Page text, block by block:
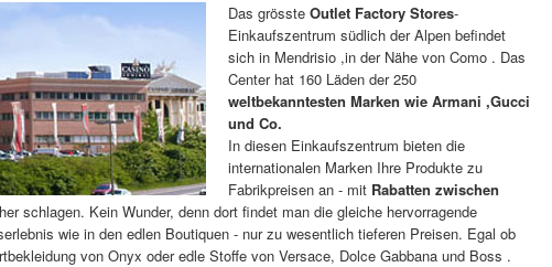
Das grösste Outlet Factory Stores-
Einkaufszentrum südlich der Alpen befindet
sich in Mendrisio ,in der Nähe von Como . Das
Center hat 160 Läden der 250
weltbekanntesten Marken wie Armani ,Gucci
und Co.
In diesen Einkaufszentrum bieten die
internationalen Marken Ihre Produkte zu
Fabrikpreisen an - mit Rabatten zwischen
schlagen. Kein Wunder, denn dort findet man die gleiche hervorragende
wie in den edlen Boutiquen - nur zu wesentlich tieferen Preisen. Egal ob
von Onyx oder edle Stoffe von Versace, Dolce Gabbana und Boss .